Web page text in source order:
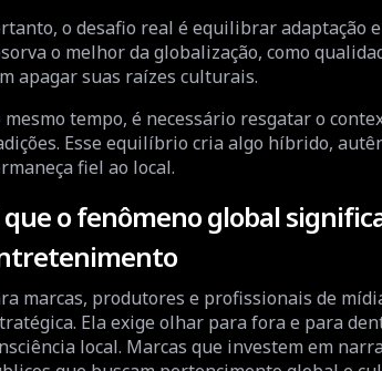
o desafio real é equilibrar adaptação
o melhor da globalização, como
apagar suas raízes culturais.
mesmo tempo, é necessário resgatar o
Esse equilíbrio cria algo híbrido,
fiel ao local.
que o fenômeno global
marcas, produtores e profissionais de
Ela exige olhar para fora e para
local. Marcas que investem em